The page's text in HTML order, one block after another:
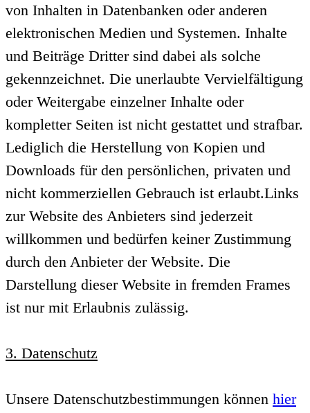
von Inhalten in Datenbanken oder anderen
elektronischen Medien und Systemen. Inhalte
und Beiträge Dritter sind dabei als solche
gekennzeichnet. Die unerlaubte Vervielfältigung
oder Weitergabe einzelner Inhalte oder
kompletter Seiten ist nicht gestattet und strafbar.
Lediglich die Herstellung von Kopien und
Downloads für den persönlichen, privaten und
nicht kommerziellen Gebrauch ist erlaubt.Links
zur Website des Anbieters sind jederzeit
willkommen und bedürfen keiner Zustimmung
durch den Anbieter der Website. Die
Darstellung dieser Website in fremden Frames
ist nur mit Erlaubnis zulässig.
3. Datenschutz
Unsere Datenschutzbestimmungen können hier